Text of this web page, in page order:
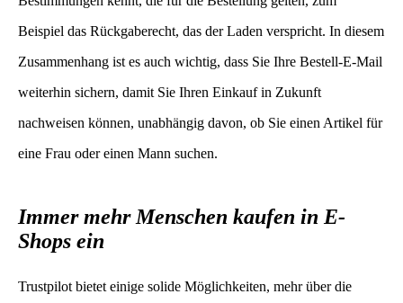
Beispiel das Rückgaberecht, das der Laden verspricht. In diesem
Zusammenhang ist es auch wichtig, dass Sie Ihre Bestell-E-Mail
weiterhin sichern, damit Sie Ihren Einkauf in Zukunft
nachweisen können, unabhängig davon, ob Sie einen Artikel für
eine Frau oder einen Mann suchen.
Immer mehr Menschen kaufen in E-
Shops ein
Trustpilot bietet einige solide Möglichkeiten, mehr über die